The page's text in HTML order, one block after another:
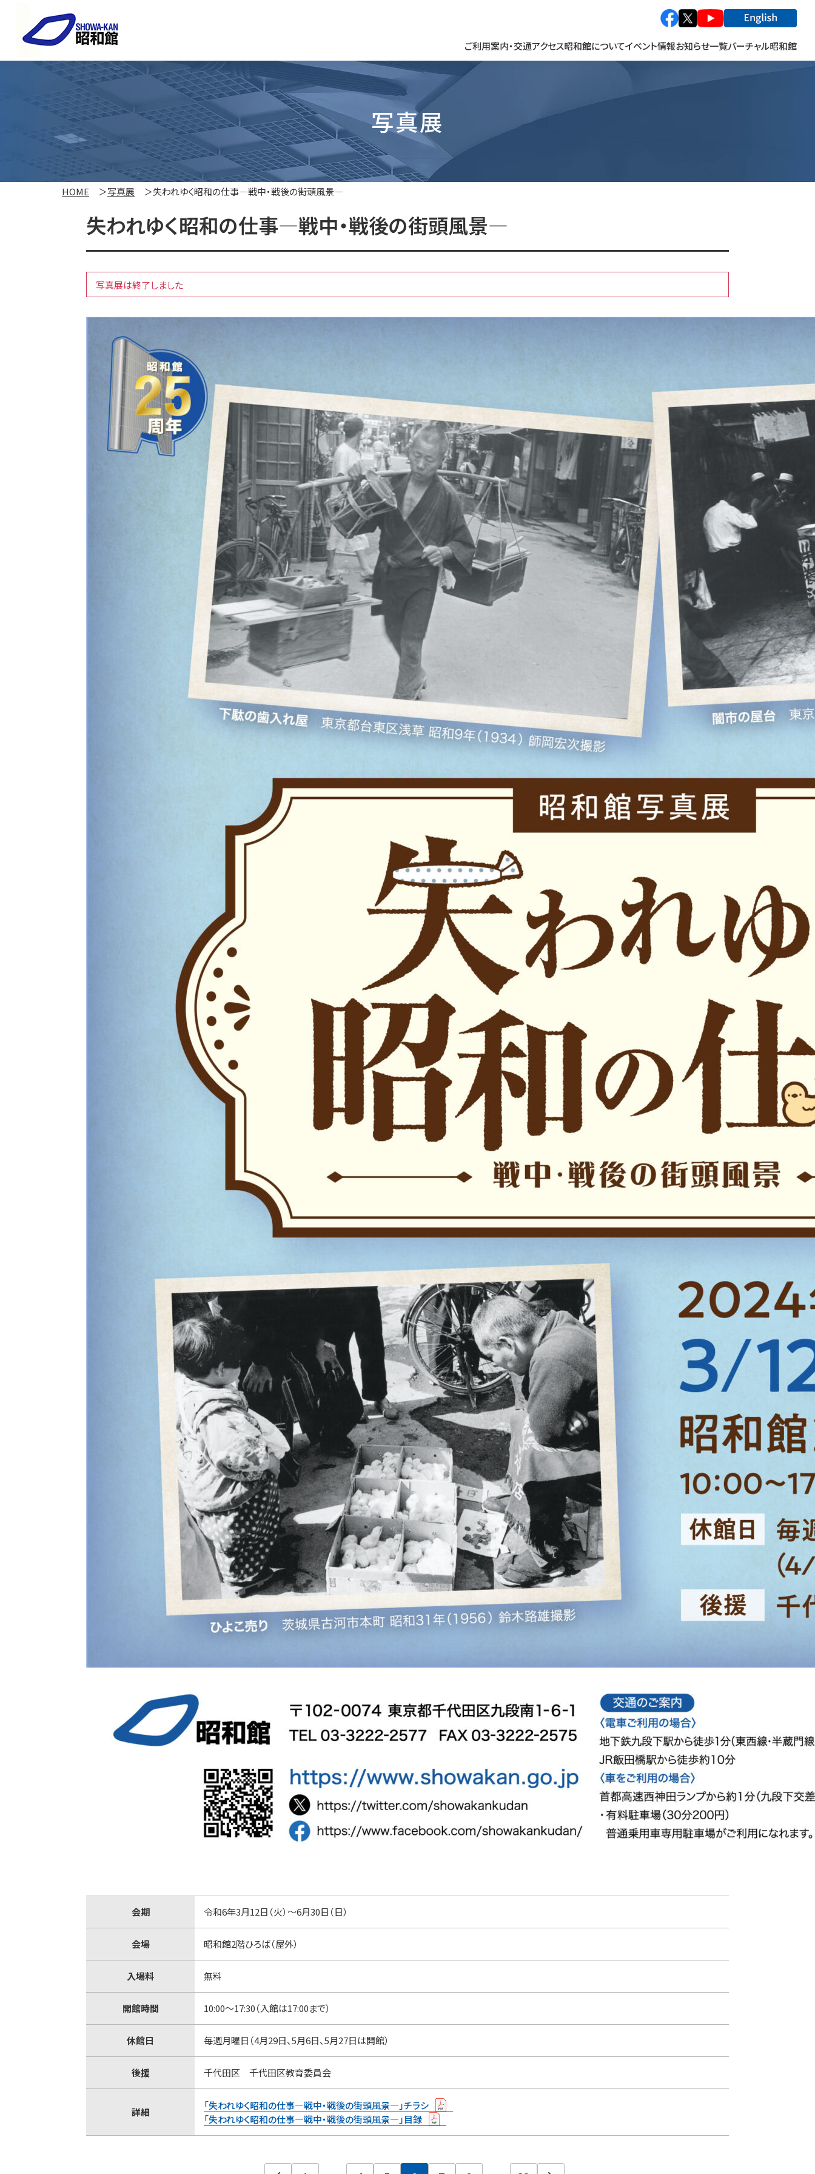
ご利用案内・交通アクセス
館内のご案内
学校団体・一般団体の方へ
昭和館について
関係施設連携事業
「次世代の語り部」講話
イベント情報
巡回特別企画展
お知らせ一覧バーチャル昭和館
HOME
ご利用案内・交通アクセス
イベント情報
お知らせ一覧
バーチャル昭和館
English
プライバシーポリシー・SNS運用ポリシー
サイトマップ
お問い合わせ・取材
写真展
HOME 写真展 失われゆく昭和の仕事―戦中・戦後の街頭風景―
失われゆく昭和の仕事―戦中・戦後の街頭風景―
写真展は終了しました
会期 令和6年3月12日（火）～6月30日（日）
会場 昭和館2階ひろば（屋外）
入場料 無料
開館時間 10:00～17:30（入館は17:00まで）
休館日 毎週月曜日（4月29日、5月6日、5月27日は開館）
後援 千代田区 千代田区教育委員会
詳細
「失われゆく昭和の仕事―戦中・戦後の街頭風景―」チラシ
「失われゆく昭和の仕事―戦中・戦後の街頭風景―」目録